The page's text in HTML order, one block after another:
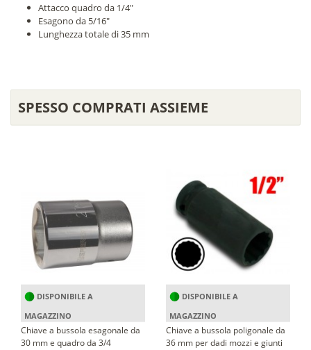
Attacco quadro da 1/4"
Esagono da 5/16"
Lunghezza totale di 35 mm
SPESSO COMPRATI ASSIEME
DISPONIBILE A
MAGAZZINO
Chiave a bussola esagonale da
30 mm e quadro da 3/4
DISPONIBILE A
MAGAZZINO
Chiave a bussola poligonale da
36 mm per dadi mozzi e giunti